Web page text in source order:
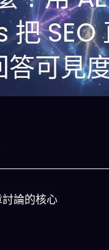
SEO
可見
論的核心